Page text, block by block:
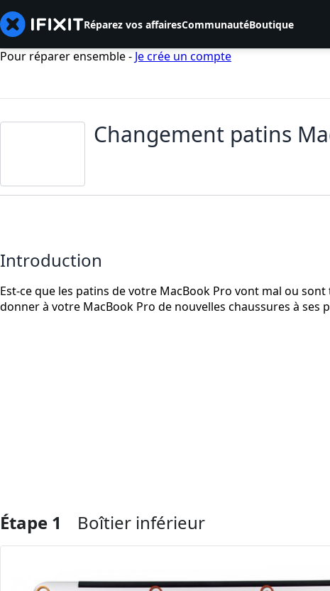
Réparez vos affairesCommunautéBoutique
Pour réparer ensemble - Je crée un compte
Changement patins
Introduction
Est-ce que les patins de votre MacBook Pro vont mal ou
donner à votre MacBook Pro de nouvelles chaussures à ses
Étape 1 Boîtier inférieur